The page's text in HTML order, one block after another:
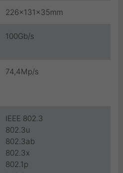
226x131x35mm
100Gb/s
74,4Mp/s
IEEE 802.3
802.3u
802.3ab
802.3x
802.1p